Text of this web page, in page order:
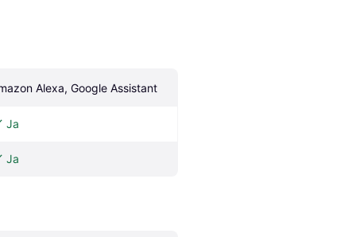
Alexa, Google Assistant
Ja
Ja